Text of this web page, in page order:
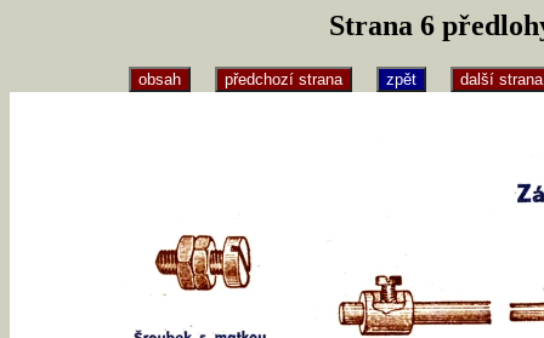
Strana 6
obsah předchozí strana zpět další strana